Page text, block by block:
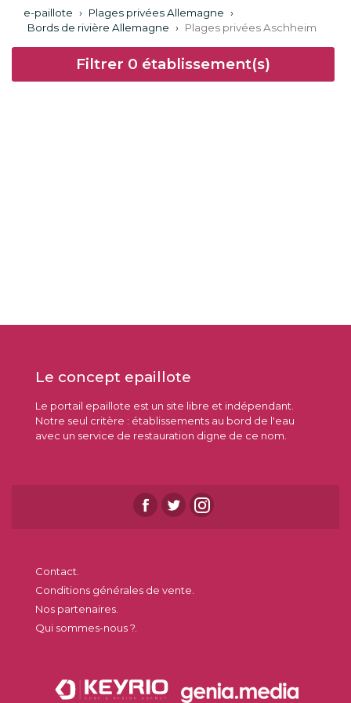
e-paillote › Plages privées Allemagne ›
Bords de rivière Allemagne › Plages privées Aschheim
Filtrer 0 établissement(s)
Le concept epaillote
Le portail epaillote est un site libre et indépendant.
Notre seul critère : établissements au bord de l'eau
avec un service de restauration digne de ce nom.
Contact.
Conditions générales de vente.
Nos partenaires.
Qui sommes-nous ?.